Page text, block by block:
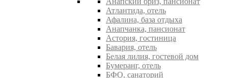
Атлантида, отель
Афалина, база отдыха
Анапчанка, пансионат
Астория, гостиница
Бавария, отель
Белая лилия, гостевой дом
Бумеранг, отель
БФО, санаторий